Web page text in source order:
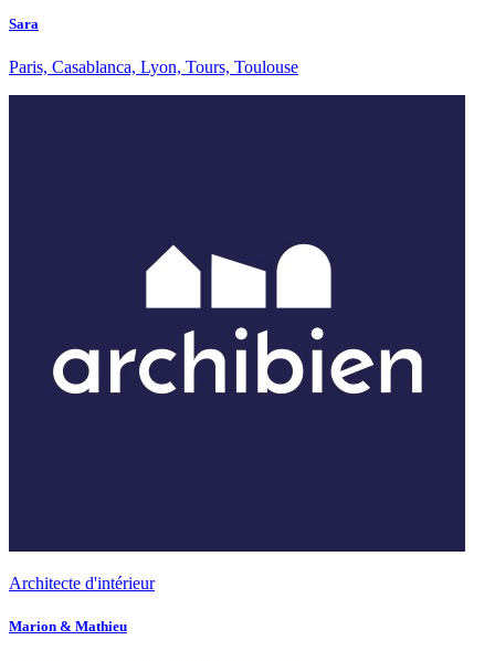
Sara
Paris, Casablanca, Lyon, Tours, Toulouse
Architecte d'intérieur
Marion & Mathieu